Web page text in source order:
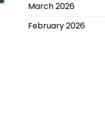
March 2026
February 2026